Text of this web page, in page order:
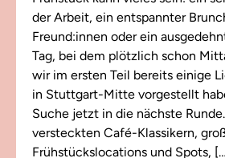
der Arbeit, ein entspannter
Freund:innen oder ein
Tag, bei dem plötzlich schon
wir im ersten Teil bereits einige
in Stuttgart-Mitte vorgestellt
Suche jetzt in die nächste
versteckten Café-Klassikern,
Frühstückslocations und Spots,